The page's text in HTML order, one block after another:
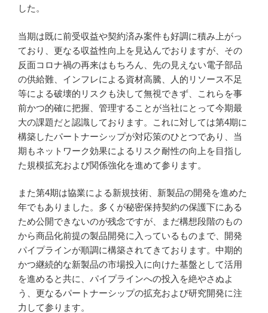
した。
当期は既に前受収益や契約済み案件も好調に積み上がっ
ており、更なる収益性向上を見込んでおりますが、その
反面コロナ禍の再来はもちろん、先の見えない電子部品
の供給難、インフレによる資材高騰、人的リソース不足
等による破壊的リスクも決して無視できず、これらを事
前かつ的確に把握、管理することが当社にとって今期最
大の課題だと認識しております。これに対しては第4期に
構築したパートナーシップが対応策のひとつであり、当
期もネットワーク効果によるリスク耐性の向上を目指し
た規模拡充および関係強化を進めて参ります。
また第4期は協業による新規技術、新製品の開発を進めた
年でもありました。多くが秘密保持契約の保護下にある
ため公開できないのが残念ですが、まだ構想段階のもの
から商品化前提の製品開発に入っているものまで、開発
パイプラインが順調に構築されてきております。中期的
かつ継続的な新製品の市場投入に向けた基盤として活用
を進めると共に、パイプラインへの投入を絶やさぬよ
う、更なるパートナーシップの拡充および研究開発に注
力して参ります。